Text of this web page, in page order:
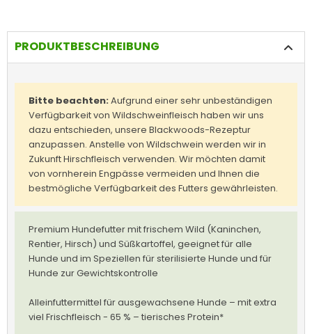
PRODUKTBESCHREIBUNG
Bitte beachten:Aufgrund einer sehr unbeständigen
Verfügbarkeit von Wildschweinfleisch haben wir uns
dazu entschieden, unsere Blackwoods-Rezeptur
anzupassen. Anstelle von Wildschwein werden wir in
Zukunft Hirschfleisch verwenden. Wir möchten damit
von vornherein Engpässe vermeiden und Ihnen die
bestmögliche Verfügbarkeit des Futters gewährleisten.
Premium Hundefutter mit frischem Wild (Kaninchen,
Rentier, Hirsch) und Süßkartoffel, geeignet für alle
Hunde und im Speziellen für sterilisierte Hunde und für
Hunde zur Gewichtskontrolle
Alleinfuttermittel für ausgewachsene Hunde – mit extra
viel Frischfleisch - 65 % – tierisches Protein*